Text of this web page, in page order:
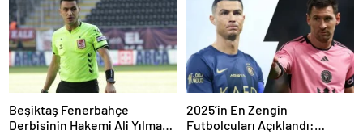
Beşiktaş Fenerbahçe
Derbisinin Hakemi Ali Yılmaz
2025’in En Zengin
Futbolcuları Açıklandı: